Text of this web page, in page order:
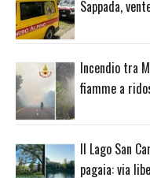
Sappada,
Incendio tra
fiamme a
Il Lago San
pagaia: via